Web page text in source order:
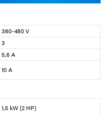
380-480 V
3
5,6 A
10 A
1,5 kW (2 HP)